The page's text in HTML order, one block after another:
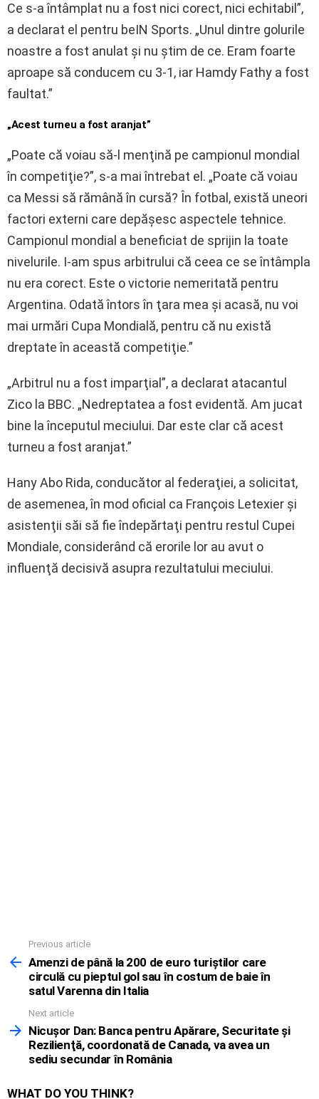
Ce s-a întâmplat nu a fost nici corect, nici echitabil”,
a declarat el pentru beIN Sports. „Unul dintre golurile
noastre a fost anulat şi nu ştim de ce. Eram foarte
aproape să conducem cu 3-1, iar Hamdy Fathy a fost
faultat.”
„Acest turneu a fost aranjat”
„Poate că voiau să-l menţină pe campionul mondial
în competiţie?”, s-a mai întrebat el. „Poate că voiau
ca Messi să rămână în cursă? În fotbal, există uneori
factori externi care depăşesc aspectele tehnice.
Campionul mondial a beneficiat de sprijin la toate
nivelurile. I-am spus arbitrului că ceea ce se întâmpla
nu era corect. Este o victorie nemeritată pentru
Argentina. Odată întors în ţara mea şi acasă, nu voi
mai urmări Cupa Mondială, pentru că nu există
dreptate în această competiţie.”
„Arbitrul nu a fost imparţial”, a declarat atacantul
Zico la BBC. „Nedreptatea a fost evidentă. Am jucat
bine la începutul meciului. Dar este clar că acest
turneu a fost aranjat.”
Hany Abo Rida, conducător al federaţiei, a solicitat,
de asemenea, în mod oficial ca François Letexier şi
asistenţii săi să fie îndepărtaţi pentru restul Cupei
Mondiale, considerând că erorile lor au avut o
influenţă decisivă asupra rezultatului meciului.
more
Previous article
Amenzi de până la 200 de euro turiştilor care
circulă cu pieptul gol sau în costum de baie în
satul Varenna din Italia
Next article
Nicuşor Dan: Banca pentru Apărare, Securitate şi
Rezilienţă, coordonată de Canada, va avea un
sediu secundar în România
WHAT DO YOU THINK?